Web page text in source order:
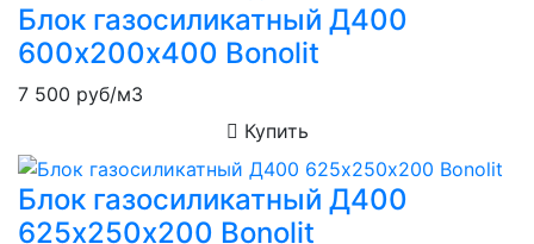
Блок газосиликатный Д400
600х200х400 Bonolit
7 500 руб/м3
Купить
Блок газосиликатный Д400
625х250х200 Bonolit